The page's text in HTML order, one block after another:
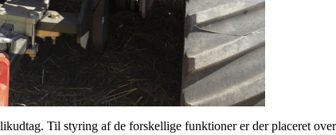
Til styring af de forskellige funktioner er der placeret